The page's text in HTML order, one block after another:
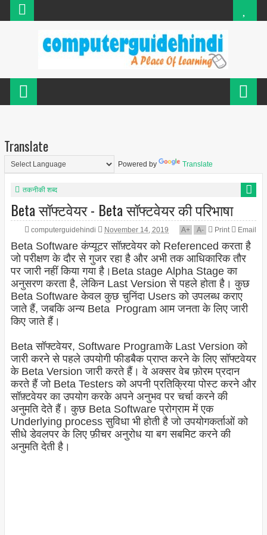
Translate
Powered by Translate
तकनीकी शब्द
Beta सॉफ्टवेयर - Beta सॉफ्टवेयर की परिभाषा
computerguidehindi November 14, 2019 A+ A- Print Email
Beta Software कंप्यूटर सॉफ़्टवेयर को Referenced करता है
जो परीक्षण के दौर से गुजर रहा है और अभी तक आधिकारिक तौर
पर जारी नहीं किया गया है।Beta stage Alpha Stage का
अनुसरण करता है, लेकिन Last Version से पहले होता है। कुछ
Beta Software केवल कुछ चुनिंदा Users को उपलब्ध कराए
जाते हैं, जबकि अन्य Beta Program आम जनता के लिए जारी
किए जाते हैं।
Beta सॉफ्टवेयर, Software Programके Last Version को
जारी करने से पहले उपयोगी फीडबैक प्राप्त करने के लिए सॉफ्टवेयर
के Beta Version जारी करते हैं। वे अक्सर वेब फ़ोरम प्रदान
करते हैं जो Beta Testers को अपनी प्रतिक्रिया पोस्ट करने और
सॉफ़्टवेयर का उपयोग करके अपने अनुभव पर चर्चा करने की
अनुमति देते हैं। कुछ Beta Software प्रोग्राम में एक
Underlying process सुविधा भी होती है जो उपयोगकर्ताओं को
सीधे डेवलपर के लिए फ़ीचर अनुरोध या बग सबमिट करने की
अनुमति देती है।